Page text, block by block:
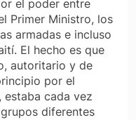
el poder entre
Primer Ministro, los
armadas e incluso
El hecho es que
autoritario y de
por el
estaba cada vez
diferentes